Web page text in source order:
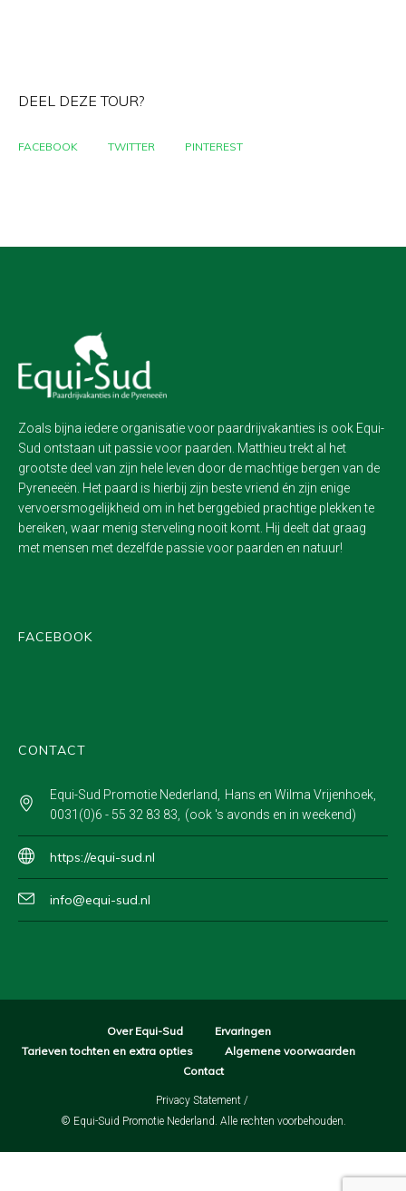
DEEL DEZE TOUR?
FACEBOOK TWITTER PINTEREST
Zoals bijna iedere organisatie voor paardrijvakanties is ook Equi-
Sud ontstaan uit passie voor paarden. Matthieu trekt al het
grootste deel van zijn hele leven door de machtige bergen van de
Pyreneeën. Het paard is hierbij zijn beste vriend én zijn enige
vervoersmogelijkheid om in het berggebied prachtige plekken te
bereiken, waar menig sterveling nooit komt. Hij deelt dat graag
met mensen met dezelfde passie voor paarden en natuur!
FACEBOOK
CONTACT
Equi-Sud Promotie Nederland
Hans en Wilma Vrijenhoek
0031(0)6 - 55 32 83 83
(ook 's avonds en in weekend)
https://equi-sud.nl
info@equi-sud.nl
Over Equi-Sud
Ervaringen
Tarieven tochten en extra opties
Algemene voorwaarden
Contact
Privacy Statement /
© Equi-Suid Promotie Nederland. Alle rechten voorbehouden.